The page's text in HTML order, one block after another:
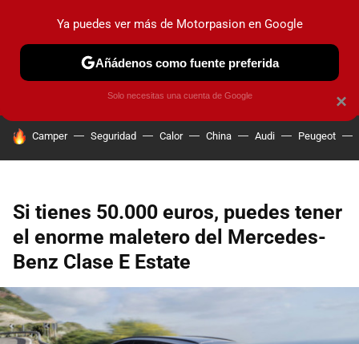
PRUEBAS COCHES ELÉCTRICOS OBSERVATORIO
HOY SE HABLA DE
Camper Seguridad Calor China Audi Peugeot
Si tienes 50.000 euros, puedes tener
el enorme maletero del Mercedes-
Benz Clase E Estate
×
Ya puedes ver más de Motorpasion en Google
Añádenos como fuente preferida
Solo necesitas una cuenta de Google